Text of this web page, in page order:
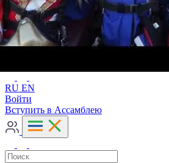
RU EN
Войти
Вступить в Ассамблею